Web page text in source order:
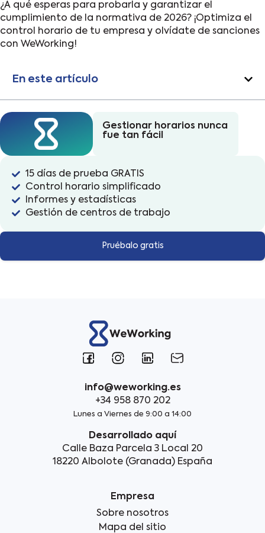
¿A qué esperas para probarla y garantizar el
cumplimiento de la normativa de 2026? ¡Optimiza el
control horario de tu empresa y olvídate de sanciones
con WeWorking!
En este artículo
Gestionar horarios nunca
fue tan fácil
15 días de prueba GRATIS
Control horario simplificado
Informes y estadísticas
Gestión de centros de trabajo
Pruébalo gratis
info@weworking.es
+34 958 870 202
Lunes a Viernes de 9:00 a 14:00
Desarrollado aquí
Calle Baza Parcela 3 Local 20
18220 Albolote (Granada) España
Empresa
Sobre nosotros
Mapa del sitio